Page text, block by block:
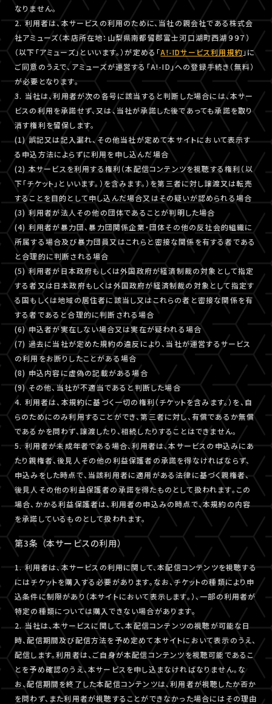
なりません。
2. 利用者は、本サービスの利用のために、当社の親会社である株式会
社アミューズ（本店所在地：山梨県南都留郡富士河口湖町西湖９９７）
（以下「アミューズ」といいます。）が定める「A!-IDサービス利用規約」に
ご同意のうえで、アミューズが運営する「A!-ID」への登録手続き（無料）
が必要となります。
3. 当社は、利用者が次の各号に該当すると判断した場合には、本サー
ビスの利用を承諾せず、又は、当社が承諾した後であっても承諾を取り
消す権利を留保します。
(1) 誤記又は記入漏れ、その他当社が定めて本サイトにおいて表示す
る申込方法によらずに利用を申し込んだ場合
(2) 本サービスを利用する権利（本配信コンテンツを視聴する権利（以
下「チケット」といいます。）を含みます。）を第三者に対し譲渡又は転売
することを目的として申し込んだ場合又はその疑いが認められる場合
(3) 利用者が法人その他の団体であることが判明した場合
(4) 利用者が暴力団、暴力団関係企業・団体その他の反社会的組織に
所属する場合及び暴力団員又はこれらと密接な関係を有する者である
と合理的に判断される場合
(5) 利用者が日本政府もしくは外国政府が経済制裁の対象として指定
する者又は日本政府もしくは外国政府が経済制裁の対象として指定す
る国もしくは地域の居住者に該当し又はこれらの者と密接な関係を有
する者であると合理的に判断される場合
(6) 申込者が実在しない場合又は実在が疑われる場合
(7) 過去に当社が定めた規約の違反により、当社が運営するサービス
の利用をお断りしたことがある場合
(8) 申込内容に虚偽の記載がある場合
(9) その他、当社が不適当であると判断した場合
4. 利用者は、本規約に基づく一切の権利（チケットを含みます。）を、自
らのためにのみ利用することができ、第三者に対し、有償であるか無償
であるかを問わず、譲渡したり、相続したりすることはできません。
5. 利用者が未成年者である場合、利用者は、本サービスの申込みにあ
たり親権者、後見人その他の利益保護者の承諾を得なければならず、
申込みをした時点で、当該利用者に適用がある法律に基づく親権者、
後見人その他の利益保護者の承諾を得たものとして扱われます。この
場合、かかる利益保護者は、利用者の申込みの時点で、本規約の内容
を承諾しているものとして扱われます。
第3条 （本サービスの利用）
1. 利用者は、本サービスの利用に関して、本配信コンテンツを視聴する
にはチケットを購入する必要があります。なお、チケットの種類により申
込条件に制限があり（本サイトにおいて表示します。）、一部の利用者が
特定の種類については購入できない場合があります。
2. 当社は、本サービスに関して、本配信コンテンツの視聴が可能な日
時、配信期間及び配信方法を予め定めて本サイトにおいて表示のうえ、
配信します。利用者は、ご自身が本配信コンテンツを視聴可能であるこ
とを予め確認のうえ、本サービスを申し込まなければなりません。な
お、配信期間を終了した本配信コンテンツは、利用者が視聴したか否か
を問わず、また利用者が視聴することができなかった場合にはその理由